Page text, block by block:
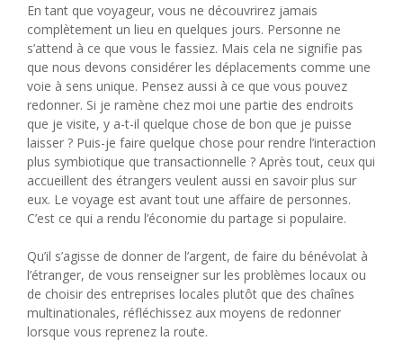
En tant que voyageur, vous ne découvrirez jamais
complètement un lieu en quelques jours. Personne ne
s’attend à ce que vous le fassiez. Mais cela ne signifie pas
que nous devons considérer les déplacements comme une
voie à sens unique. Pensez aussi à ce que vous pouvez
redonner. Si je ramène chez moi une partie des endroits
que je visite, y a-t-il quelque chose de bon que je puisse
laisser ? Puis-je faire quelque chose pour rendre l’interaction
plus symbiotique que transactionnelle ? Après tout, ceux qui
accueillent des étrangers veulent aussi en savoir plus sur
eux. Le voyage est avant tout une affaire de personnes.
C’est ce qui a rendu l’économie du partage si populaire.
Qu’il s’agisse de donner de l’argent, de faire du bénévolat à
l’étranger, de vous renseigner sur les problèmes locaux ou
de choisir des entreprises locales plutôt que des chaînes
multinationales, réfléchissez aux moyens de redonner
lorsque vous reprenez la route.